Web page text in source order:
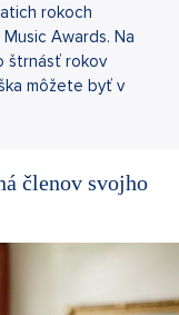
rokoch
Awards. Na
štrnásť rokov
môžete byť v
členov svojho